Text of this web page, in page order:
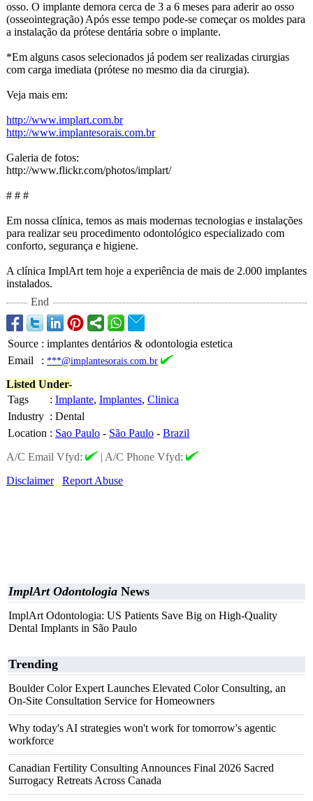
osso. O implante demora cerca de 3 a 6 meses para aderir ao osso
(osseointegração) Após esse tempo pode-se começar os moldes para
a instalação da prótese dentária sobre o implante.
*Em alguns casos selecionados já podem ser realizadas cirurgias
com carga imediata (prótese no mesmo dia da cirurgia).
Veja mais em:
http://www.implart.com.br
http://www.implantesorais.com.br
Galeria de fotos:
http://www.flickr.com/photos/implart/
# # #
Em nossa clínica, temos as mais modernas tecnologias e instalações
para realizar seu procedimento odontológico especializado com
conforto, segurança e higiene.
A clínica ImplArt tem hoje a experiência de mais de 2.000 implantes
instalados.
End
Source : implantes dentários & odontologia estetica
Email
: ***@implantesorais.com.br
Listed Under-
Tags
: Implante, Implantes, Clinica
Industry : Dental
Location : Sao Paulo - São Paulo - Brazil
A/C Email Vfyd:
| A/C Phone Vfyd:
Disclaimer
Report Abuse
ImplArt Odontologia News
ImplArt Odontologia: US Patients Save Big on High-Quality
Dental Implants in São Paulo
Trending
Boulder Color Expert Launches Elevated Color Consulting, an
On-Site Consultation Service for Homeowners
Why today's AI strategies won't work for tomorrow's agentic
workforce
Canadian Fertility Consulting Announces Final 2026 Sacred
Surrogacy Retreats Across Canada